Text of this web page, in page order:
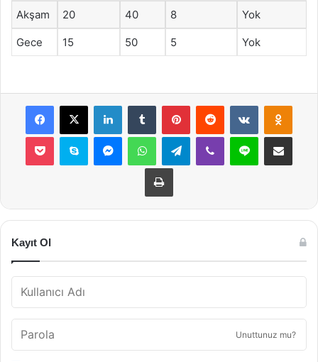
Akşam 20 40 8 Yok
Gece 15 50 5 Yok
Facebook
X LinkedInTumblr PinterestReddit VKontakte
Pocket Skype MessengerWhatsAppTelegramViber Line E-Posta ile
Yazdır
Kayıt Ol
Unuttunuz mu?